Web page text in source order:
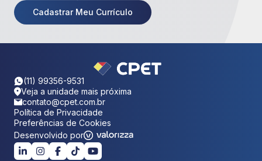
Cadastrar Meu Currículo
(11) 99356-9531
Veja a unidade mais próxima
contato@cpet.com.br
Política de Privacidade
Preferências de Cookies
Desenvolvido por